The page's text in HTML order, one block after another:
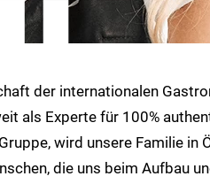
der internationalen
als Experte für 100%
wird unsere Familie in
die uns beim Aufbau